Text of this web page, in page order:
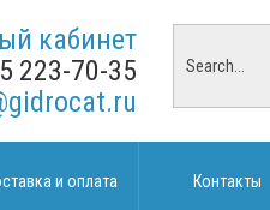
кабинет
223-70-35
и оплата Контакты